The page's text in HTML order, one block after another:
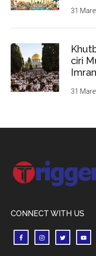
31
ciri
Imran
31
Footer
CONNECT WITH US